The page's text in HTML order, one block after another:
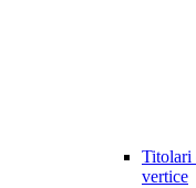
Titolari
vertice